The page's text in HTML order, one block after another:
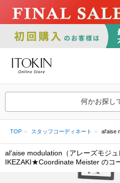
何かお探し
TOP スタッフコーディネート al'aise
al'aise modulation（アレーズモジ
IKEZAKI★Coordinate Meister のコ